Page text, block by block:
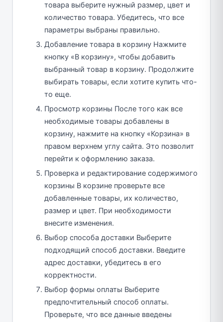
товара выберите нужный размер, цвет и
количество товара. Убедитесь, что все
параметры выбраны правильно.
Добавление товара в корзину Нажмите
кнопку «В корзину», чтобы добавить
выбранный товар в корзину. Продолжите
выбирать товары, если хотите купить что-
то еще.
Просмотр корзины После того как все
необходимые товары добавлены в
корзину, нажмите на кнопку «Корзина» в
правом верхнем углу сайта. Это позволит
перейти к оформлению заказа.
Проверка и редактирование содержимого
корзины В корзине проверьте все
добавленные товары, их количество,
размер и цвет. При необходимости
внесите изменения.
Выбор способа доставки Выберите
подходящий способ доставки. Введите
адрес доставки, убедитесь в его
корректности.
Выбор формы оплаты Выберите
предпочтительный способ оплаты.
Проверьте, что все данные введены